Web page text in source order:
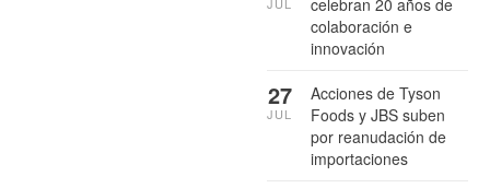
celebran 20 años de
colaboración e
innovación
Acciones de Tyson
Foods y JBS suben
por reanudación de
importaciones
27
JUL